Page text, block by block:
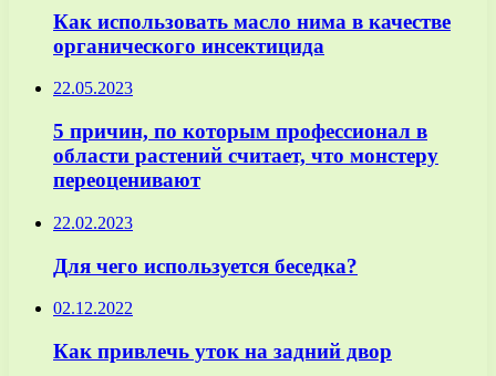
Как использовать масло нима в качестве
органического инсектицида
22.05.2023
5 причин, по которым профессионал в
области растений считает, что монстеру
переоценивают
22.02.2023
Для чего используется беседка?
02.12.2022
Как привлечь уток на задний двор